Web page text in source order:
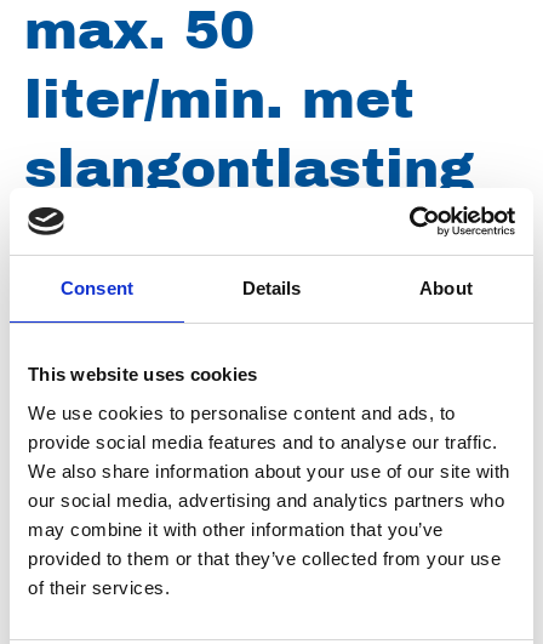
Consent Details About
This website uses cookies
We use cookies to personalise content and ads, to
provide social media features and to analyse our traffic.
We also share information about your use of our site with
our social media, advertising and analytics partners who
may combine it with other information that you’ve
provided to them or that they’ve collected from your use
of their services.
max. 50
liter/min. met
slangontlasting
Artikelnummer 101110024003805
Type PSV 6-1200, W3805
Groep Ventielen